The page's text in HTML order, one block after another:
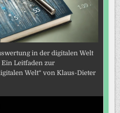
in der digitalen Welt
Ein Leitfaden zur
Welt“ von Klaus-Dieter